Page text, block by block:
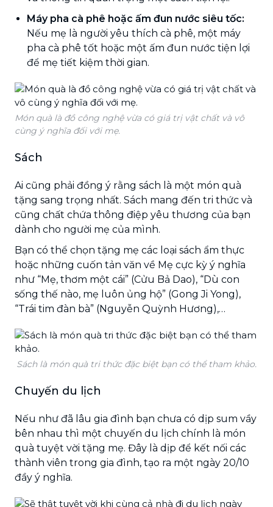
Máy pha cà phê hoặc ấm đun nước siêu tốc:
Nếu mẹ là người yêu thích cà phê, một máy
pha cà phê tốt hoặc một ấm đun nước tiện lợi
để mẹ tiết kiệm thời gian.
Món quà là đồ công nghệ vừa có giá trị vật chất và vô
cùng ý nghĩa đối với mẹ.
Sách
Ai cũng phải đồng ý rằng sách là một món quà
tặng sang trọng nhất. Sách mang đến tri thức và
cũng chất chứa thông điệp yêu thương của bạn
dành cho người mẹ của mình.
Bạn có thể chọn tặng mẹ các loại sách ẩm thực
hoặc những cuốn tản văn về Mẹ cực kỳ ý nghĩa
như “Mẹ, thơm một cái” (Cửu Bả Dao), “Dù con
sống thế nào, mẹ luôn ủng hộ” (Gong Ji Yong),
“Trái tim đàn bà” (Nguyễn Quỳnh Hương),…
Sách là món quà tri thức đặc biệt bạn có thể tham khảo.
Chuyến du lịch
Nếu như đã lâu gia đình bạn chưa có dịp sum vầy
bên nhau thì một chuyến du lịch chính là món
quà tuyệt vời tặng mẹ. Đây là dịp để kết nối các
thành viên trong gia đình, tạo ra một ngày 20/10
đầy ý nghĩa.